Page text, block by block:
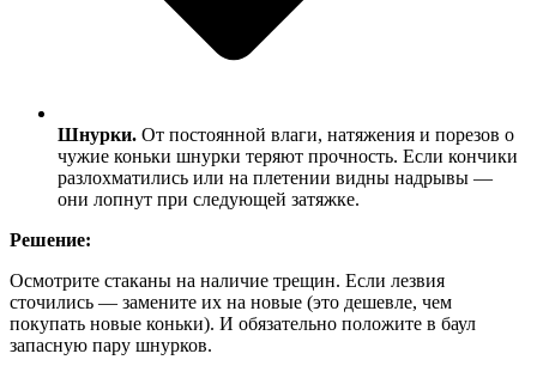
Шнурки. От постоянной влаги, натяжения и порезов о
чужие коньки шнурки теряют прочность. Если кончики
разлохматились или на плетении видны надрывы —
они лопнут при следующей затяжке.
Решение:
Осмотрите стаканы на наличие трещин. Если лезвия
сточились — замените их на новые (это дешевле, чем
покупать новые коньки). И обязательно положите в баул
запасную пару шнурков.